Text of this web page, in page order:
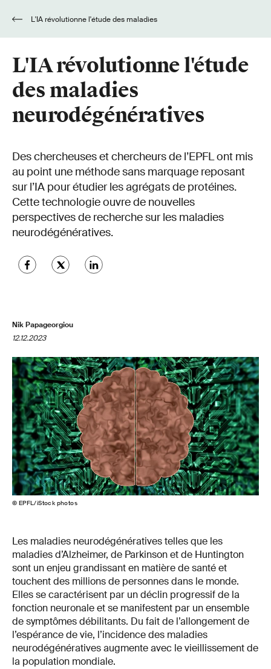
L'IA révolutionne l'étude
des maladies
neurodégénératives
Des chercheuses et chercheurs de l’EPFL ont mis
au point une méthode sans marquage reposant
sur l’IA pour étudier les agrégats de protéines.
Cette technologie ouvre de nouvelles
perspectives de recherche sur les maladies
neurodégénératives.
Nik Papageorgiou
12.12.2023
© EPFL/iStock photos
Les maladies neurodégénératives telles que les
maladies d’Alzheimer, de Parkinson et de Huntington
sont un enjeu grandissant en matière de santé et
touchent des millions de personnes dans le monde.
Elles se caractérisent par un déclin progressif de la
fonction neuronale et se manifestent par un ensemble
de symptômes débilitants. Du fait de l’allongement de
l’espérance de vie, l’incidence des maladies
neurodégénératives augmente avec le vieillissement de
la population mondiale.